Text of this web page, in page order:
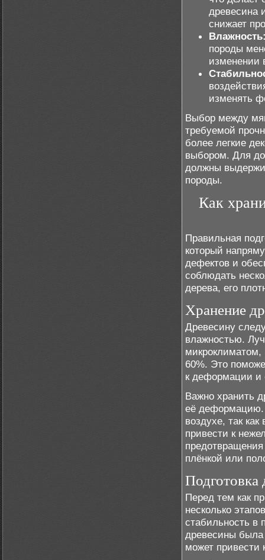
древесина
снижает
породы
изменении
изменять
Выбор между
требуемой
более легкие
выбором. Для
должны
породы.
Как
Правильная
который
дефектов и
соблюдать
дерева, его
Хранение
Древесину
влажностью.
микроклиматом,
60%. Это
к деформации и
Важно хранить
её деформацию.
воздухе, так
привести к
плёнкой или
Подготовка
Перед тем как
несколько
стабильность в
древесины была
может привести